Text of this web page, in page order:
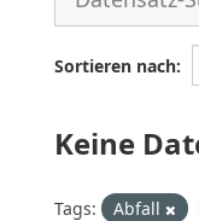
Sortieren nach
Keine
Tags: Abfall